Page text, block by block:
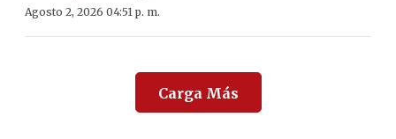
Agosto 2, 2026 04:51 p. m.
Carga Más